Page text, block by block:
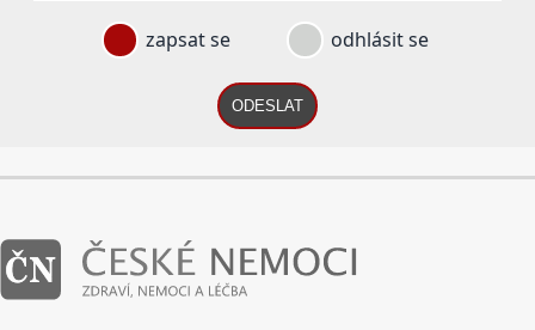
zapsat se odhlásit se
ODESLAT